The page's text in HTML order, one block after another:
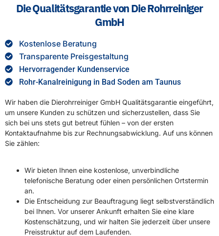
Die Qualitätsgarantie von Die Rohrreiniger
GmbH
Kostenlose Beratung
Transparente Preisgestaltung
Hervorragender Kundenservice
Rohr-Kanalreinigung in Bad Soden am Taunus
Wir haben die Dierohrreiniger GmbH Qualitätsgarantie eingeführt,
um unsere Kunden zu schützen und sicherzustellen, dass Sie
sich bei uns stets gut betreut fühlen – von der ersten
Kontaktaufnahme bis zur Rechnungsabwicklung. Auf uns können
Sie zählen:
Wir bieten Ihnen eine kostenlose, unverbindliche
telefonische Beratung oder einen persönlichen Ortstermin
an.
Die Entscheidung zur Beauftragung liegt selbstverständlich
bei Ihnen. Vor unserer Ankunft erhalten Sie eine klare
Kostenschätzung, und wir halten Sie jederzeit über unsere
Preisstruktur auf dem Laufenden.